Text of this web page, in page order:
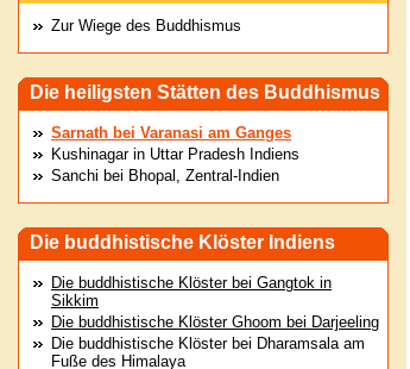
Zur Wiege des Buddhismus
Die heiligsten Stätten des Buddhismus
Sarnath bei Varanasi am Ganges
Kushinagar in Uttar Pradesh Indiens
Sanchi bei Bhopal, Zentral-Indien
Die buddhistische Klöster Indiens
Die buddhistische Klöster bei Gangtok in
Sikkim
Die buddhistische Klöster Ghoom bei Darjeeling
Die buddhistische Klöster bei Dharamsala am
Fuße des Himalaya